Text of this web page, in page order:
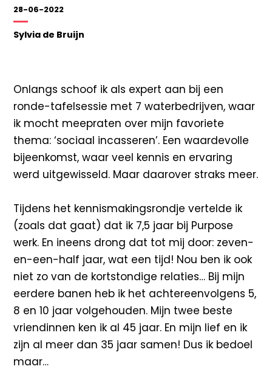
28-06-2022
Sylvia de Bruijn
Onlangs schoof ik als expert aan bij een
ronde-tafelsessie met 7 waterbedrijven, waar
ik mocht meepraten over mijn favoriete
thema: ‘sociaal incasseren’. Een waardevolle
bijeenkomst, waar veel kennis en ervaring
werd uitgewisseld. Maar daarover straks meer.
Tijdens het kennismakingsrondje vertelde ik
(zoals dat gaat) dat ik 7,5 jaar bij Purpose
werk. En ineens drong dat tot mij door: zeven-
en-een-half jaar, wat een tijd! Nou ben ik ook
niet zo van de kortstondige relaties… Bij mijn
eerdere banen heb ik het achtereenvolgens 5,
8 en 10 jaar volgehouden. Mijn twee beste
vriendinnen ken ik al 45 jaar. En mijn lief en ik
zijn al meer dan 35 jaar samen! Dus ik bedoel
maar…